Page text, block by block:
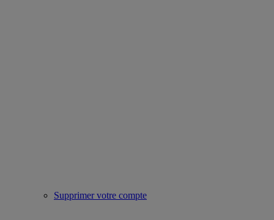
Supprimer votre compte